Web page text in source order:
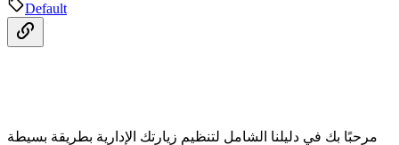
Default
مرحبًا بك في دليلنا الشامل لتنظيم زيارتك الإدارية بطريقة بسيطة